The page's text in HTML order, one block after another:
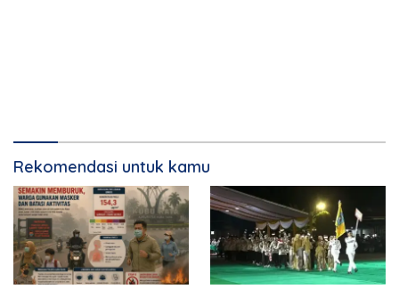
Rekomendasi untuk kamu